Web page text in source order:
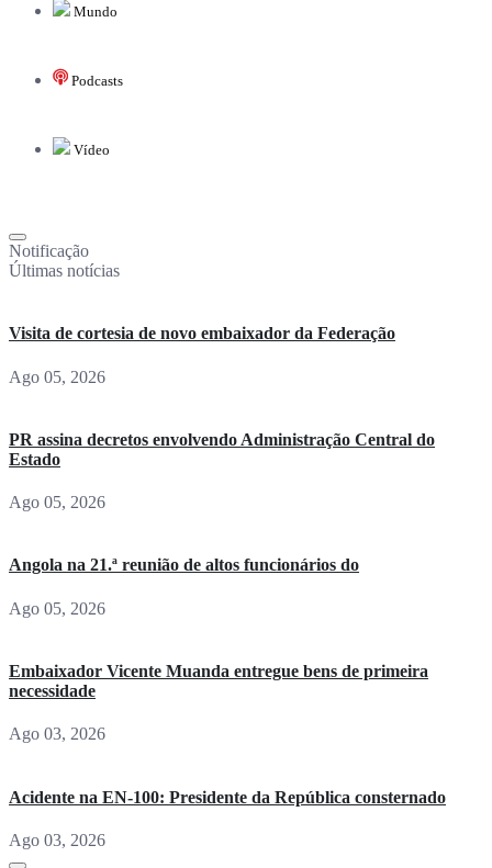
Mundo
Podcasts
Vídeo
Notificação
Últimas notícias
Visita de cortesia de novo embaixador da Federação
Ago 05, 2026
PR assina decretos envolvendo Administração Central do
Estado
Ago 05, 2026
Angola na 21.ª reunião de altos funcionários do
Ago 05, 2026
Embaixador Vicente Muanda entregue bens de primeira
necessidade
Ago 03, 2026
Acidente na EN-100: Presidente da República consternado
Ago 03, 2026